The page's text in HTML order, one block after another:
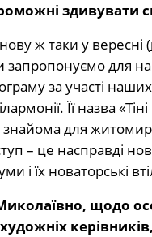
здивувати
ж таки у вересні (
запропонуємо для
за участі
Її назва
знайома для
– це насправді
і їх новаторські
щодо